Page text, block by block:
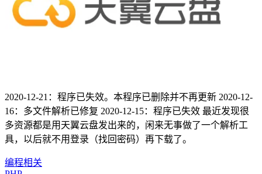
2020-12-21：程序已失效。本程序已删除并不再更新 2020-12-
16：多文件解析已修复 2020-12-15：程序已失效 最近发现很
多资源都是用天翼云盘发出来的，闲来无事做了一个解析工
具，以后就不用登录（找回密码）再下载了。
编程相关